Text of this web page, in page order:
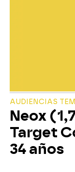
AUDIENCIAS
Neox
Target
34 años